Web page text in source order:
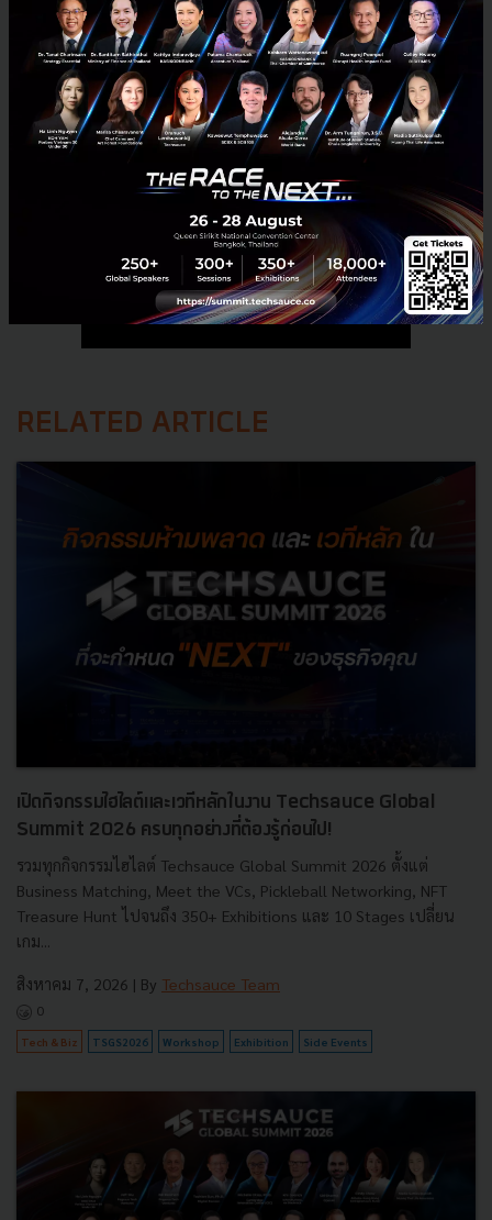
RELATED ARTICLE
เปิดกิจกรรมไฮไลต์และเวทีหลักในงาน Techsauce Global
Summit 2026 ครบทุกอย่างที่ต้องรู้ก่อนไป!
รวมทุกกิจกรรมไฮไลต์ Techsauce Global Summit 2026 ตั้งแต่
Business Matching, Meet the VCs, Pickleball Networking, NFT
Treasure Hunt ไปจนถึง 350+ Exhibitions และ 10 Stages เปลี่ยน
เกม...
สิงหาคม 7, 2026 | By Techsauce Team
0
Tech & Biz TSGS2026 Workshop Exhibition Side Events